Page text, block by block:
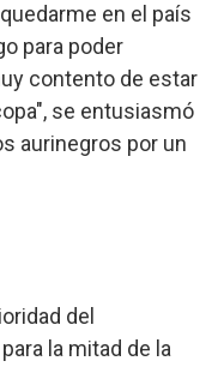
en el país
para poder
contento de estar
se entusiasmó
aurinegros por un
del
la mitad de la